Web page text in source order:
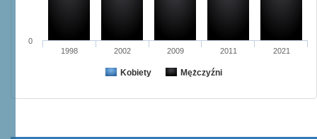
Kobiety Mężczyźni
1998 2002 2009 2011 2021
0